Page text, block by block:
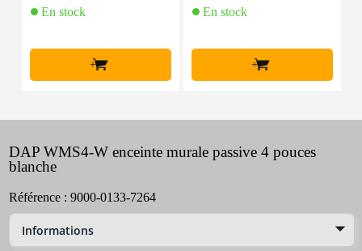
En stock
+
En stock
+
DAP WMS4-W enceinte murale passive 4 pouces
blanche
Référence : 9000-0133-7264
Informations